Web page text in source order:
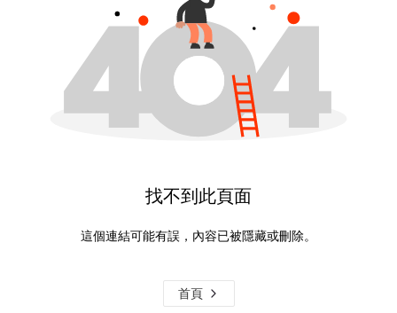
找不到此頁面
這個連結可能有誤，內容已被隱藏或刪除。
首頁